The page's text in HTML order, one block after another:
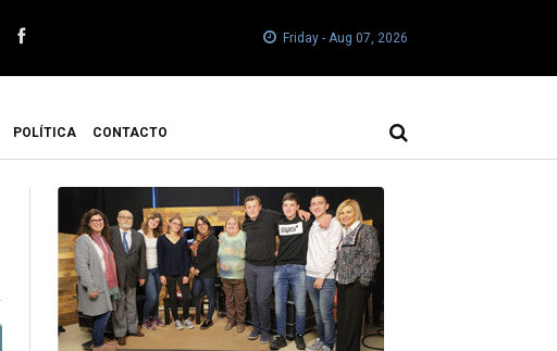
Friday - Aug 07, 2026
POLÍTICA CONTACTO